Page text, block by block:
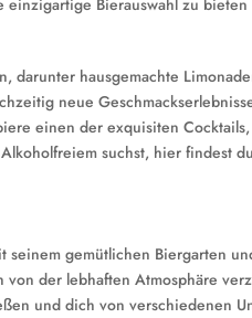
Bierauswahl zu bieten
hausgemachte
neue
einen der exquisiten
suchst, hier findest
gemütlichen Biergarten
der lebhaften Atmosphäre
und dich von verschiedenen